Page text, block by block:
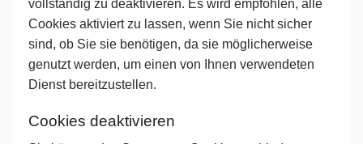
vollständig zu deaktivieren. Es wird empfohlen, alle
Cookies aktiviert zu lassen, wenn Sie nicht sicher
sind, ob Sie sie benötigen, da sie möglicherweise
genutzt werden, um einen von Ihnen verwendeten
Dienst bereitzustellen.
Cookies deaktivieren